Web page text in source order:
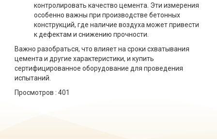
контролировать качество цемента. Эти измерения
особенно важны при производстве бетонных
конструкций, где наличие воздуха может привести
к дефектам и снижению прочности.
Важно разобраться, что влияет на сроки схватывания
цемента и другие характеристики, и купить
сертифицированное оборудование для проведения
испытаний.
Просмотров : 401